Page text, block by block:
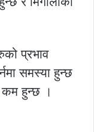
प्रभाव
समस्या हुन्छ
कम हुन्छ ।